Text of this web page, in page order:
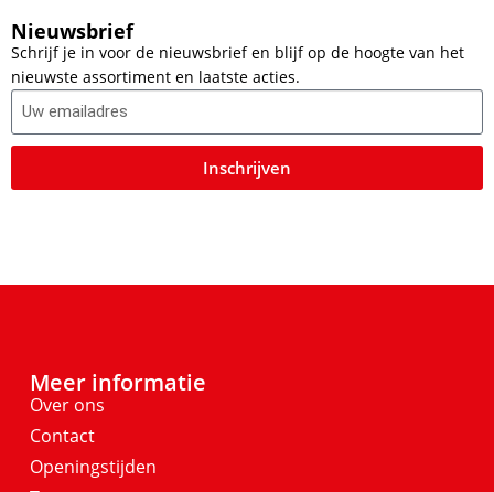
Nieuwsbrief
Schrijf je in voor de nieuwsbrief en blijf op de hoogte van het
nieuwste assortiment en laatste acties.
Inschrijven
Meer informatie
Over ons
Contact
Openingstijden